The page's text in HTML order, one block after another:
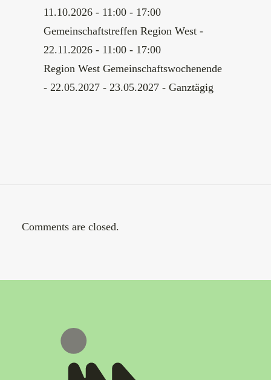
11.10.2026 - 11:00 - 17:00
Gemeinschaftstreffen Region West -
22.11.2026 - 11:00 - 17:00
Region West Gemeinschaftswochenende
- 22.05.2027 - 23.05.2027 - Ganztägig
Comments are closed.